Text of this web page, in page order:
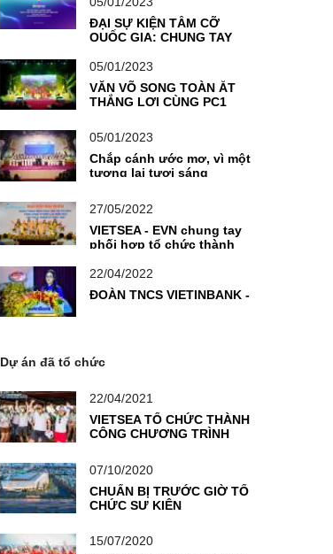
ĐẠI SỰ KIỆN TẦM CỠ
QUỐC GIA: CHUNG TAY
GIỚI
05/01/2023
VĂN VÕ SONG TOÀN ẮT
THẮNG LỢI CÙNG PC1
05/01/2023
Chắp cánh ước mơ, vì một
tương lai tươi sáng
27/05/2022
VIETSEA - EVN chung tay
phối hợp tổ chức thành
Đoàn TNCS
22/04/2022
ĐOÀN TNCS VIETINBANK -
Dự án đã tổ chức
22/04/2021
VIETSEA TỔ CHỨC THÀNH
CÔNG CHƯƠNG TRÌNH
THỔI BÙNG NGỌN LỬA
NHIỆT HUYẾT CỦA
VIETCOMBANK KỲ ĐỒNG
07/10/2020
CHUẨN BỊ TRƯỚC GIỜ TỔ
CHỨC SỰ KIỆN
15/07/2020